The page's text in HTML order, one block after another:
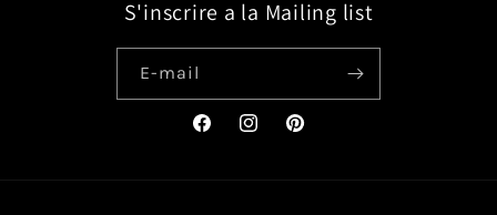
S'inscrire a la Mailing list
E-mail
FacebookInstagramPinterest